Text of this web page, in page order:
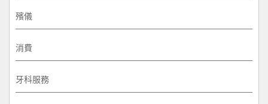
殯儀
消費
牙科服務